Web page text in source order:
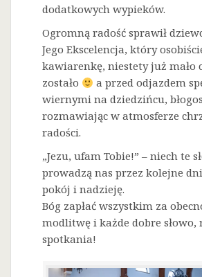
dodatkowych wypieków.
Ogromną radość sprawił
Jego Ekscelencja, który
kawiarenkę, niestety już mało
zostało
a przed odjazdem
wiernymi na dziedzińcu,
rozmawiając w atmosferze
radości.
„Jezu, ufam Tobie!” – niech te
prowadzą nas przez kolejne
pokój i nadzieję.
Bóg zapłać wszystkim za
modlitwę i każde dobre słowo,
spotkania!